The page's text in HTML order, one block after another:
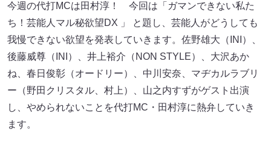
今週の代打MCは田村淳！ 今回は「ガマンできない私た
ち！芸能人マル秘欲望DX 」 と題し、芸能人がどうしても
我慢できない欲望を発表していきます。佐野雄大（INI）、
後藤威尊（INI）、井上裕介（NON STYLE）、大沢あか
ね、春日俊彰（オードリー）、中川安奈、マヂカルラブリ
ー（野田クリスタル、村上）、山之内すずがゲスト出演
し、やめられないことを代打MC・田村淳に熱弁していき
ます。